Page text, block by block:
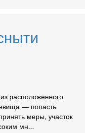
расположенного
— попасть
меры, участок
мн...